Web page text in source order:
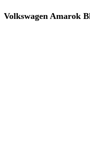
Volkswagen Amarok